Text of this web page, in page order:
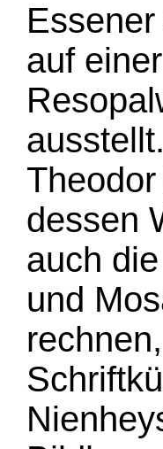
auf einer
dessen
auch
und